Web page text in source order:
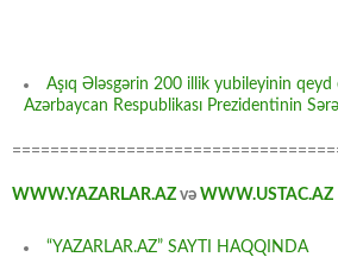
Aşıq Ələsgərin 200 illik yubileyinin qeyd
Azərbaycan Respublikası Prezidentinin
WWW.YAZARLAR.AZ və WWW.USTAC.AZ
“YAZARLAR.AZ” SAYTI HAQQINDA